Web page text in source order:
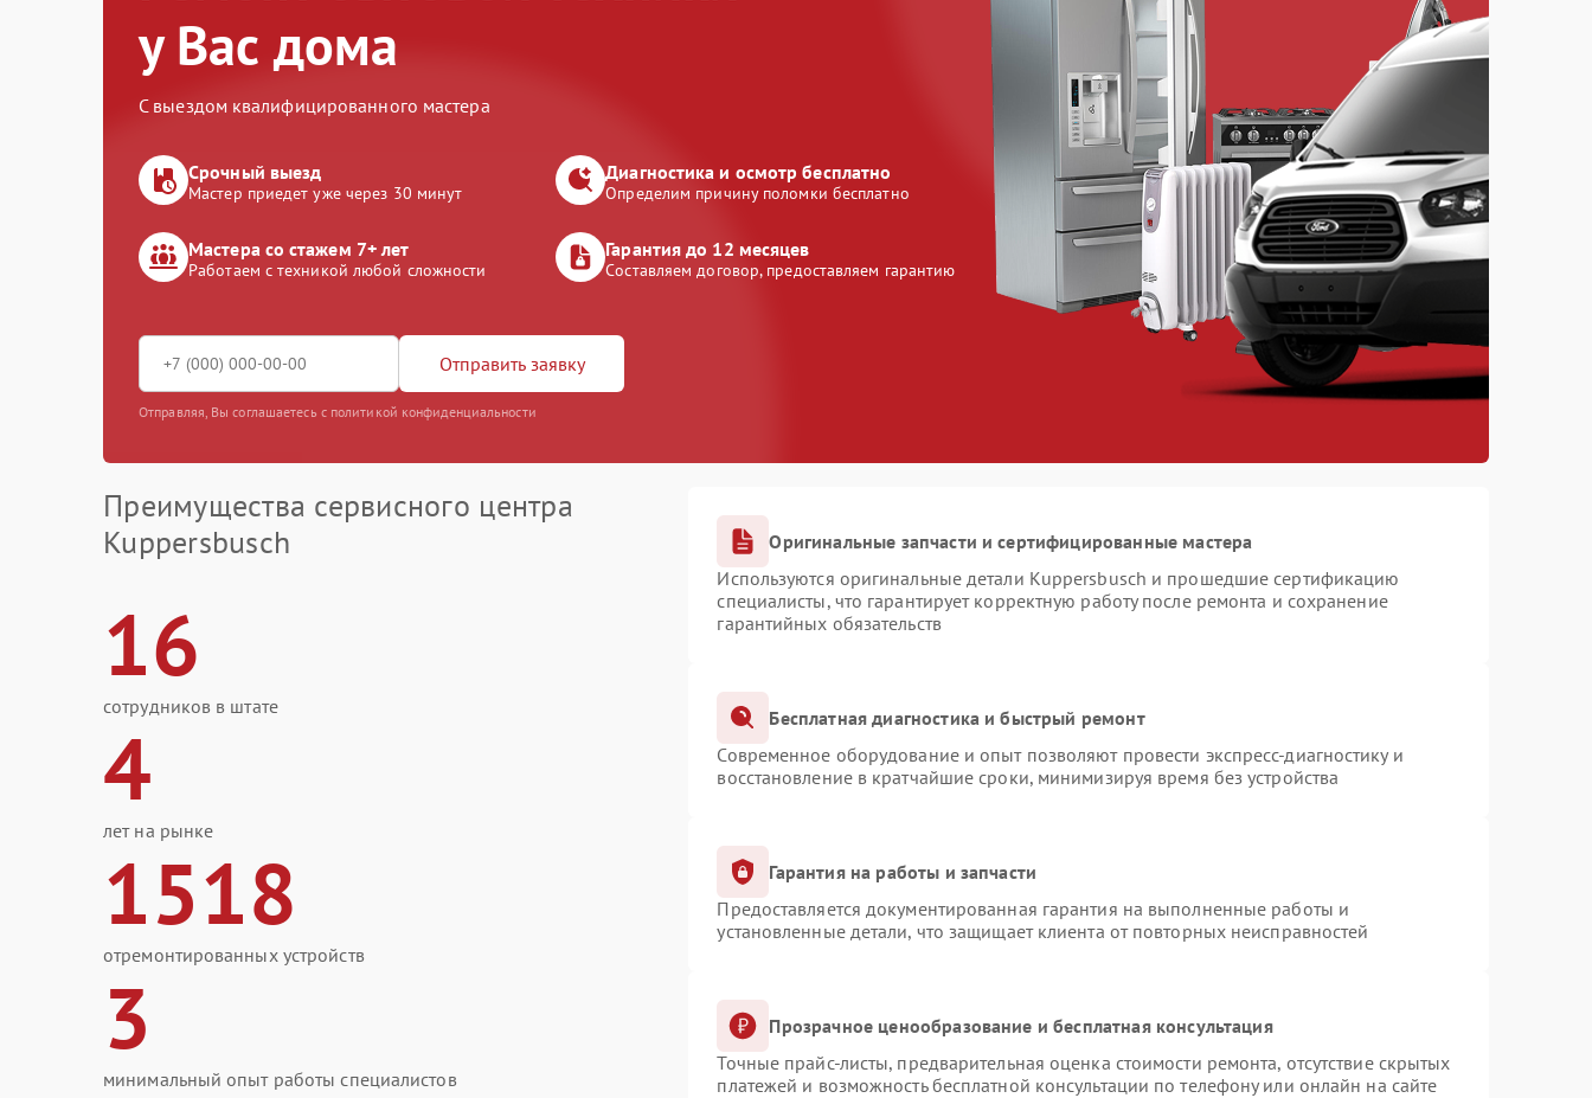
у Вас дома
С выездом квалифицированного мастера
Срочный выезд
Мастер приедет уже через 30 минут
Диагностика и осмотр бесплатно
Определим причину поломки бесплатно
Мастера со стажем 7+ лет
Работаем с техникой любой сложности
Гарантия до 12 месяцев
Составляем договор, предоставляем гарантию
Отправить заявку
Отправляя, Вы соглашаетесь с политикой конфиденциальности
Преимущества сервисного центра
Kuppersbusch
16
сотрудников в штате
4
лет на рынке
1518
отремонтированных устройств
3
минимальный опыт работы специалистов
Оригинальные запчасти и сертифицированные мастера
Используются оригинальные детали Kuppersbusch и прошедшие сертификацию
специалисты, что гарантирует корректную работу после ремонта и сохранение
гарантийных обязательств
Бесплатная диагностика и быстрый ремонт
Современное оборудование и опыт позволяют провести экспресс-диагностику и
восстановление в кратчайшие сроки, минимизируя время без устройства
Гарантия на работы и запчасти
Предоставляется документированная гарантия на выполненные работы и
установленные детали, что защищает клиента от повторных неисправностей
Прозрачное ценообразование и бесплатная консультация
Точные прайс-листы, предварительная оценка стоимости ремонта, отсутствие скрытых
платежей и возможность бесплатной консультации по телефону или онлайн на сайте